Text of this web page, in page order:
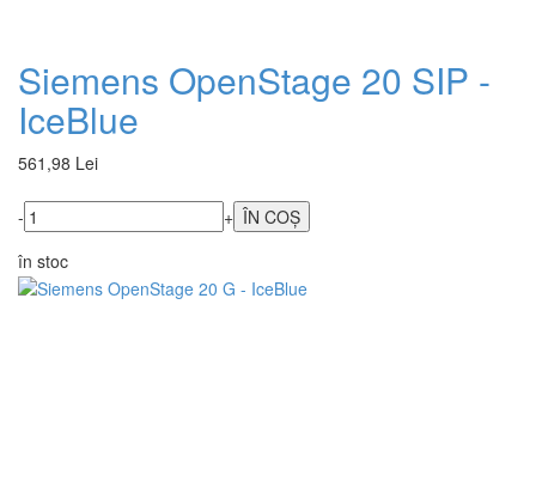
Siemens OpenStage 20 SIP -
IceBlue
561,98 Lei
-
+
în stoc